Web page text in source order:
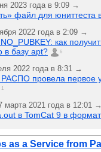
2023 года в 9:09 →
файл для юниттеста
2022 года в 2:09 →
как
в базу apt?
6
2022 года в 8:31 →
провела первое
1
марта 2021 года в 12:01 →
в TomCat 9 в
as a Service from